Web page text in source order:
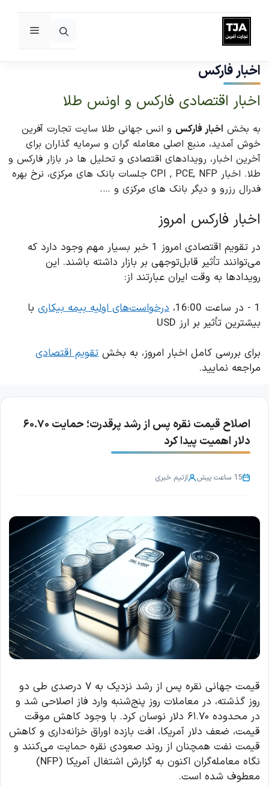
پرش
به
محتوا
فهرست
اخبار فارکس
اخبار اقتصادی فارکس و اونس طلا
به بخش اخبار فارکس و انس جهانی طلا سایت تجارت آفرین
خوش آمدید، منبع اصلی معامله گران و سرمایه گذاران برای
آخرین اخبار، رویدادهای اقتصادی و تحلیل ها در بازار فارکس و
طلا. اخبار CPI , PCE, NFP جلسات بانک های مرکزی، نرخ بهره
فدرال رزرو و دیگر بانک های مرکزی و ….
اخبار فارکس امروز
در تقویم اقتصادی امروز 1 خبر بسیار مهم وجود دارد که
می‌توانند تأثیر قابل‌توجهی بر بازار داشته باشند. این
رویدادها به وقت ایران عبارتند از:
1 - در ساعت 16:00،
درخواست‌های اولیه بیمه بیکاری با
بیشترین تأثیر بر ارز USD
برای بررسی کامل اخبار امروز، به بخش تقویم اقتصادی
مراجعه نمایید.
اصلاح قیمت نقره پس از رشد پرقدرت؛ حمایت ۶۰.۷۰
دلار اهمیت پیدا کرد
15 ساعت پیش ازتیم خبری
قیمت جهانی نقره پس از رشد نزدیک به ۷ درصدی طی دو
روز گذشته، در معاملات روز پنج‌شنبه وارد فاز اصلاحی شد و
در محدوده ۶۱.۷۰ دلار نوسان کرد. با وجود کاهش موقت
قیمت، ضعف دلار آمریکا، افت بازده اوراق خزانه‌داری و کاهش
قیمت نفت همچنان از روند صعودی نقره حمایت می‌کنند و
نگاه معامله‌گران اکنون به گزارش اشتغال آمریکا (NFP)
معطوف شده است.